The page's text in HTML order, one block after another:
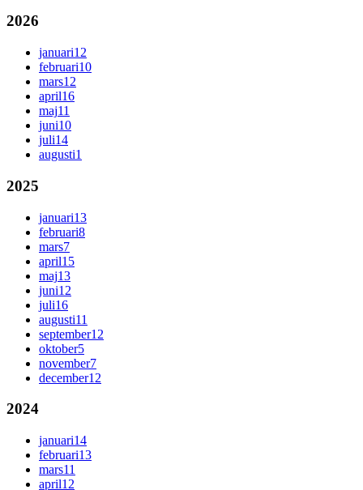
2026
januari12
februari10
mars12
april16
maj11
juni10
juli14
augusti1
2025
januari13
februari8
mars7
april15
maj13
juni12
juli16
augusti11
september12
oktober5
november7
december12
2024
januari14
februari13
mars11
april12